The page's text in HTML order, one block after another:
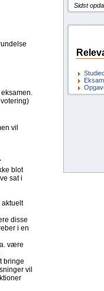
vil
blot
sat i
aktuelt
disse
i en
være
bringe
vil
Sidst